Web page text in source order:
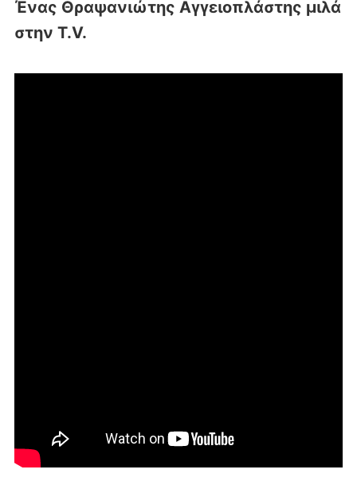
Ένας Θραψανιώτης Αγγειοπλάστης μιλά
στην T.V.